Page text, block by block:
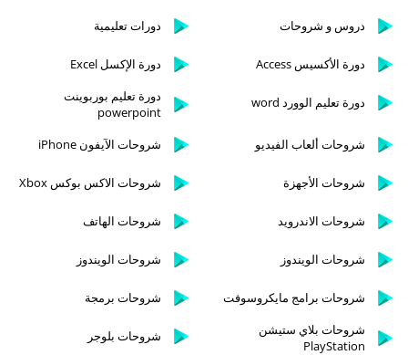
دروس و شروحات دورات تعليمية
دورة الأكسيس Access دورة الإكسل Excel
دورة تعليم الوورد word
دورة تعليم بوربوينت
powerpoint
شروحات ألعاب الفيديو
شروحات الآيفون iPhone
شروحات الأجهزة شروحات الاكس بوكس Xbox
شروحات الاندرويد شروحات الهاتف
شروحات الويندوز شروحات الويندوز
شروحات برامج مايكروسوفت
شروحات برمجة
شروحات بلاي ستيشن
PlayStation
شروحات بلوجر